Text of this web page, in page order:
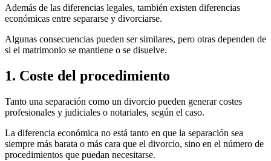
Además de las diferencias legales, también existen diferencias
económicas entre separarse y divorciarse.
Algunas consecuencias pueden ser similares, pero otras dependen de
si el matrimonio se mantiene o se disuelve.
1. Coste del procedimiento
Tanto una separación como un divorcio pueden generar costes
profesionales y judiciales o notariales, según el caso.
La diferencia económica no está tanto en que la separación sea
siempre más barata o más cara que el divorcio, sino en el número de
procedimientos que puedan necesitarse.